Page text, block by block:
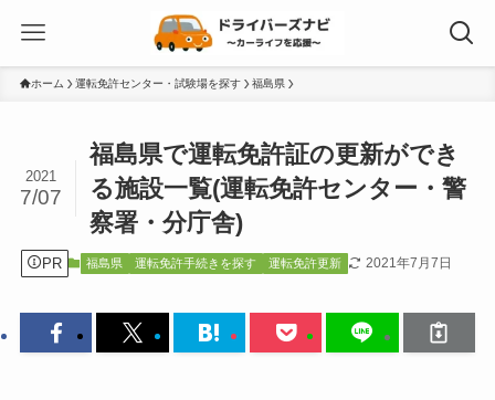
ホーム 運転免許センター・試験場を探す 福島県
福島県で運転免許証の更新ができ
る施設一覧(運転免許センター・警
察署・分庁舎)
2021
7/07
PR 福島県 運転免許手続きを探す 運転免許更新 2021年7月7日